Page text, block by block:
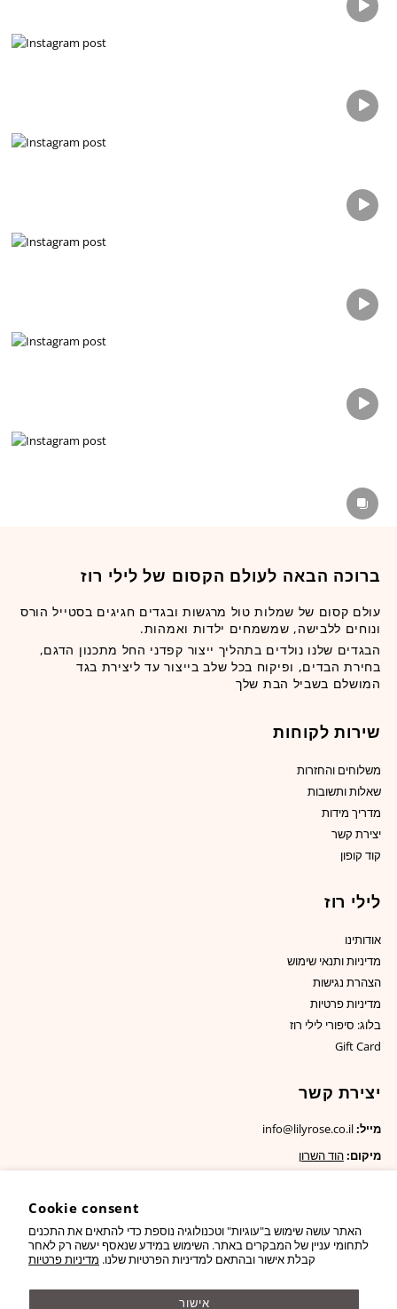
Cookie consent
האתר עושה שימוש ב"עוגיות" וטכנולוגיה נוספת כדי להתאים את התכנים
לתחומי עניין של המבקרים באתר. השימוש במידע שנאסף יעשה רק לאחר
קבלת אישור ובהתאם למדיניות הפרטיות שלנו. מדיניות פרטיות
אישור
ברוכה הבאה לעולם הקסום של לילי רוז
עולם קסום של שמלות טול מרגשות ובגדים חגיגים בסטייל הורס
ונוחים ללבישה, שמשמחים ילדות ואמהות.
הבגדים שלנו נולדים בתהליך ייצור קפדני החל מתכנון הדגם,
בחירת הבדים, ופיקוח בכל שלב בייצור עד ליצירת בגד
המושלם בשביל הבת שלך
שירות לקוחות
משלוחים והחזרות
שאלות ותשובות
מדריך מידות
יצירת קשר
קוד קופון
לילי רוז
אודותינו
מדיניות ותנאי שימוש
הצהרת נגישות
מדיניות פרטיות
בלוג: סיפורי לילי רוז
Gift Card
יצירת קשר
מייל:info@lilyrose.co.il
מיקום:הוד השרון